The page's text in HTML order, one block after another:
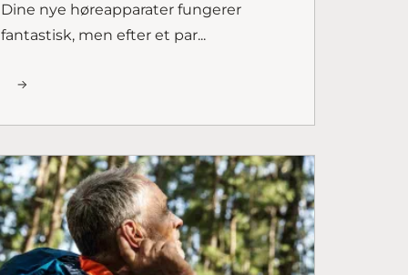
Dine nye høreapparater fungerer
fantastisk, men efter et par...